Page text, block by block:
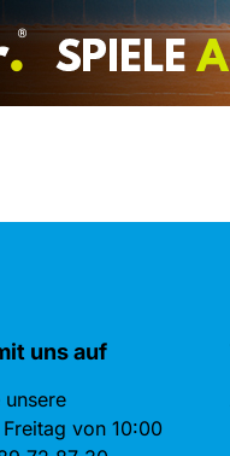
uns auf
von 10:00